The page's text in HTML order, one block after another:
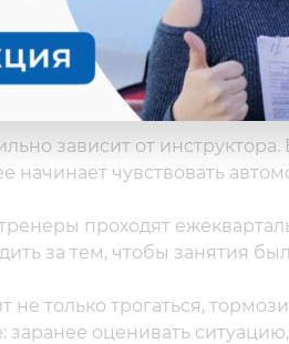
с домом, кому-то —
проще ученику не
из главных
зависит от
начинает чувствовать
проходят
за тем, чтобы занятия
не только трогаться,
оценивать